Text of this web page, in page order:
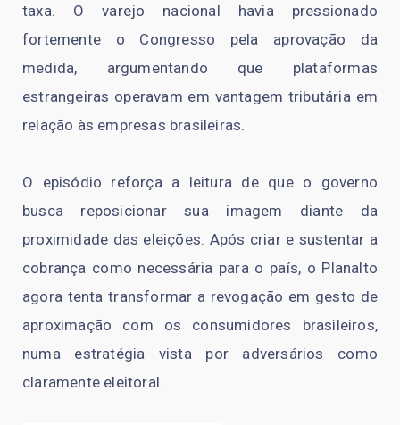
taxa. O varejo nacional havia pressionado
fortemente o Congresso pela aprovação da
medida, argumentando que plataformas
estrangeiras operavam em vantagem tributária em
relação às empresas brasileiras.
O episódio reforça a leitura de que o governo
busca reposicionar sua imagem diante da
proximidade das eleições. Após criar e sustentar a
cobrança como necessária para o país, o Planalto
agora tenta transformar a revogação em gesto de
aproximação com os consumidores brasileiros,
numa estratégia vista por adversários como
claramente eleitoral.